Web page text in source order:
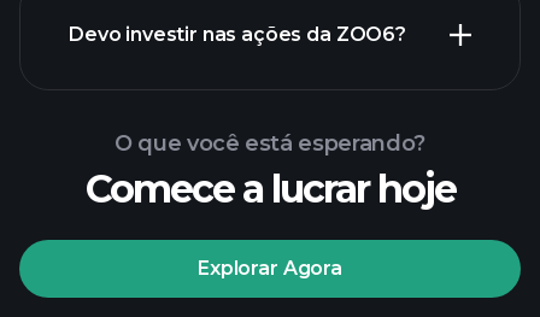
torneios Playtrade
corretor recomendado
Devo investir nas ações da ZOO6?
O que você está esperando?
Comece a lucrar hoje
Explorar Agora